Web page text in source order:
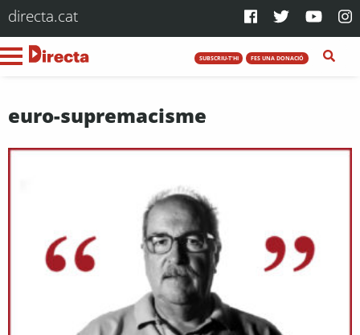
directa.cat
SUBSCRIU-T'HI FES UNA DONACIÓ
euro-supremacisme